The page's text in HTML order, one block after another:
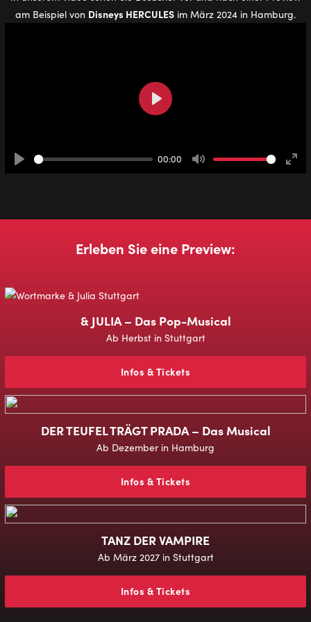
am Beispiel von Disneys HERCULES im März 2024 in Hamburg.
00:00
Play
Erleben Sie eine Preview:
& JULIA – Das Pop-Musical
Ab Herbst in Stuttgart
Infos & Tickets
DER TEUFEL TRÄGT PRADA – Das Musical
Ab Dezember in Hamburg
Infos & Tickets
TANZ DER VAMPIRE
Ab März 2027 in Stuttgart
Infos & Tickets